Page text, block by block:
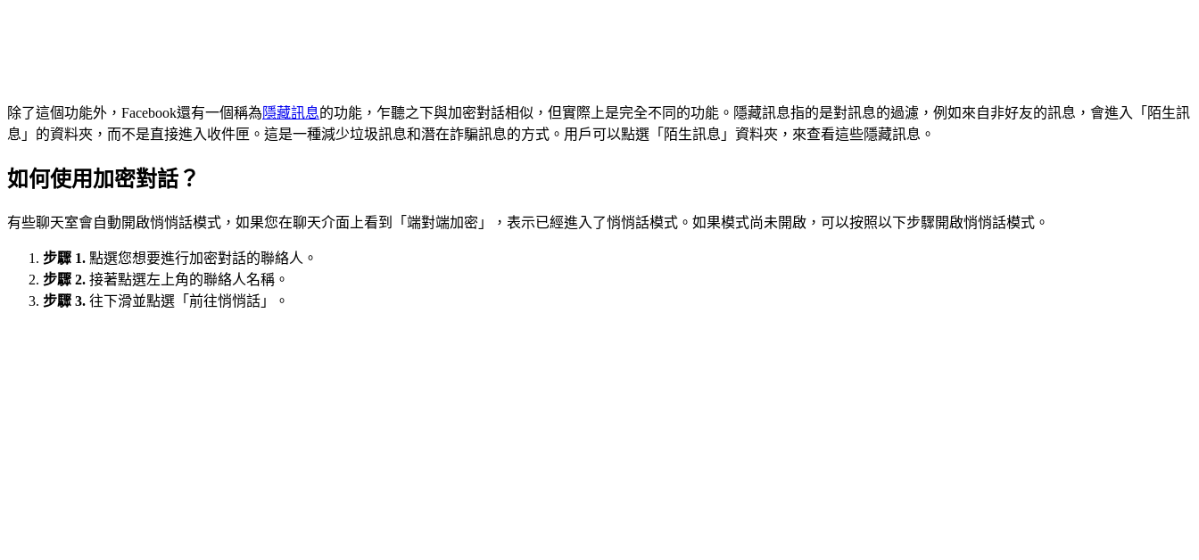
除了這個功能外，Facebook還有一個稱為隱藏訊息的功能，乍聽之下與加密對話相似，但實際上是完全不同的功能。隱藏訊息指的是對訊息的過濾，例如來自非好友的訊息，會進入「陌生訊
息」的資料夾，而不是直接進入收件匣。這是一種減少垃圾訊息和潛在詐騙訊息的方式。用戶可以點選「陌生訊息」資料夾，來查看這些隱藏訊息。
如何使用加密對話？
有些聊天室會自動開啟悄悄話模式，如果您在聊天介面上看到「端對端加密」，表示已經進入了悄悄話模式。如果模式尚未開啟，可以按照以下步驟開啟悄悄話模式。
步驟 1. 點選您想要進行加密對話的聯絡人。
步驟 2. 接著點選左上角的聯絡人名稱。
步驟 3. 往下滑並點選「前往悄悄話」。